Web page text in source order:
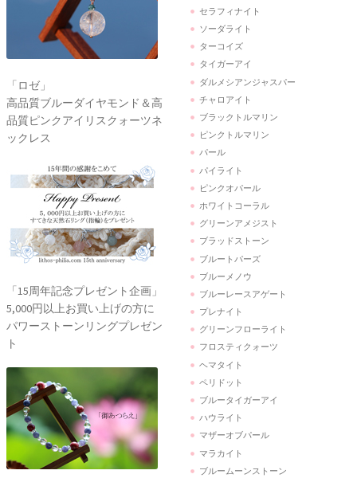
「ロゼ」
高品質ブルーダイヤモンド＆高
品質ピンクアイリスクォーツネ
ックレス
「15周年記念プレゼント企画」
5,000円以上お買い上げの方に
パワーストーンリングプレゼン
ト
セラフィナイト
ソーダライト
ターコイズ
タイガーアイ
ダルメシアンジャスパー
チャロアイト
ブラックトルマリン
ピンクトルマリン
パール
パイライト
ピンクオパール
ホワイトコーラル
グリーンアメジスト
ブラッドストーン
ブルートパーズ
ブルーメノウ
ブルーレースアゲート
プレナイト
グリーンフローライト
フロスティクォーツ
ヘマタイト
ペリドット
ブルータイガーアイ
ハウライト
マザーオブパール
マラカイト
ブルームーンストーン